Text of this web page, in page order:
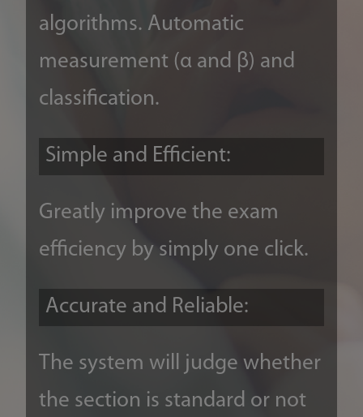
algorithms. Automatic
measurement (α and β) and
classification.
Simple and Efficient:
Greatly improve the exam
efficiency by simply one click.
Accurate and Reliable:
The system will judge whether
the section is standard or not